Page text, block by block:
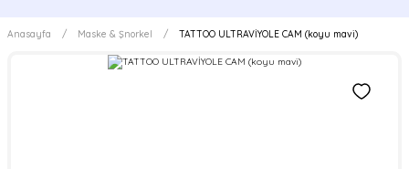
Anasayfa Maske & Şnorkel TATTOO ULTRAVİYOLE CAM (koyu mavi)